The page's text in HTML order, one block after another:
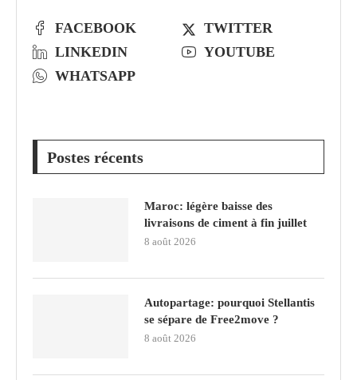
FACEBOOK
TWITTER
LINKEDIN
YOUTUBE
WHATSAPP
Postes récents
Maroc: légère baisse des
livraisons de ciment à fin juillet
8 août 2026
Autopartage: pourquoi Stellantis
se sépare de Free2move ?
8 août 2026